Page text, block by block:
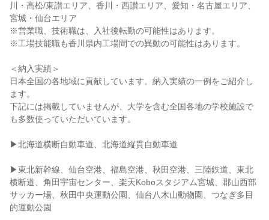
川・高松/東讃エリア、香川・西讃エリア、愛知・名古屋エリア、
宮城・仙台エリア
※営業職、技術職は、入社後転勤の可能性はあります。
※工場技能職も香川県内工場間での異動の可能性はあります。
＜納入実績＞
日本全国の各地域に貢献しています。納入実績の一例をご紹介し
ます。
下記には掲載していませんが、大学を含む全国各地の学校施設で
も多数使っていただいています。
▶北海道横断自動車道、北海道縦貫自動車道
▶東北新幹線、仙台空港、福島空港、秋田空港、三陸鉄道、東北
横断道、角田宇宙センター、楽天Koboスタジアム宮城、郡山西部
サッカー場、秋田中央運動公園、仙台八木山動物園、つなぎ多目
的運動公園